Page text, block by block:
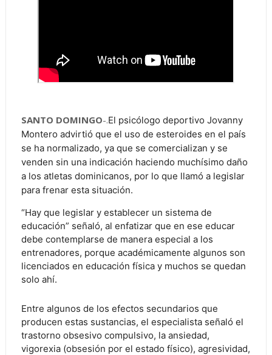
SANTO DOMINGO-.El psicólogo deportivo Jovanny
Montero advirtió que el uso de esteroides en el país
se ha normalizado, ya que se comercializan y se
venden sin una indicación haciendo muchísimo daño
a los atletas dominicanos, por lo que llamó a legislar
para frenar esta situación.
“Hay que legislar y establecer un sistema de
educación” señaló, al enfatizar que en ese educar
debe contemplarse de manera especial a los
entrenadores, porque académicamente algunos son
licenciados en educación física y muchos se quedan
solo ahí.
Entre algunos de los efectos secundarios que
producen estas sustancias, el especialista señaló el
trastorno obsesivo compulsivo, la ansiedad,
vigorexia (obsesión por el estado físico), agresividad,